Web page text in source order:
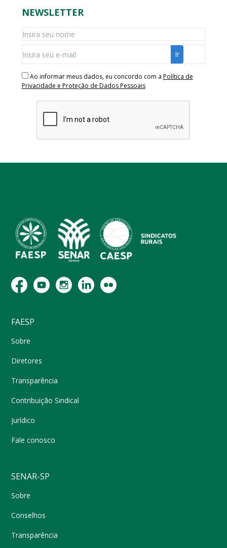
NEWSLETTER
Ao informar meus dados, eu concordo com a Política de
Privacidade e Proteção de Dados Pessoais
FAESP
Sobre
Diretores
Transparência
Contribuição Sindical
Jurídico
Fale conosco
SENAR-SP
Sobre
Conselhos
Transparência